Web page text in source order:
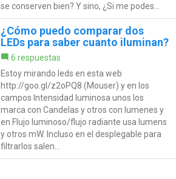
se conserven bien? Y sino, ¿Si me podes...
¿Cómo puedo comparar dos
LEDs para saber cuanto iluminan?
6 respuestas
Estoy mirando leds en esta web
http://goo.gl/z2oPQ8 (Mouser) y en los
campos Intensidad luminosa unos los
marca con Candelas y otros con lumenes y
en Flujo luminoso/flujo radiante usa lumens
y otros mW. Incluso en el desplegable para
filtrarlos salen...